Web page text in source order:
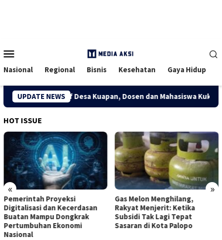
Mobile
Nasional Regional Bisnis Kesehatan Gaya Hidup
UPDATE NEWS
Ekonomi Kreatif Desa Kuapan, Dosen dan Mahasiswa Kukerta
HOT ISSUE
« »
Pemerintah Proyeksi
Digitalisasi dan Kecerdasan
Buatan Mampu Dongkrak
Pertumbuhan Ekonomi
Nasional
Gas Melon Menghilang,
Rakyat Menjerit: Ketika
Subsidi Tak Lagi Tepat
Sasaran di Kota Palopo